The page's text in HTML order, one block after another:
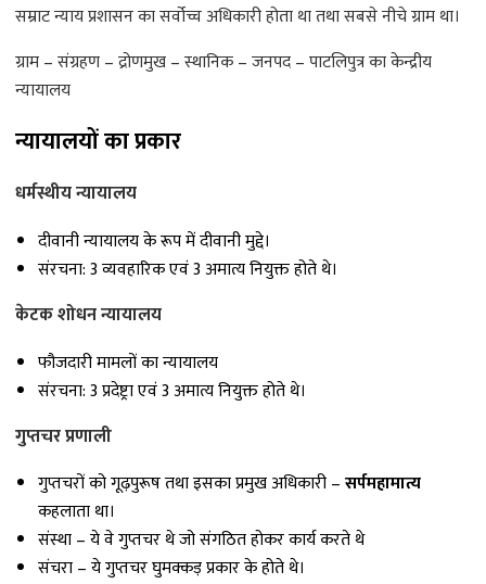
सम्राट न्याय प्रशासन का सर्वोच्च अधिकारी होता था तथा सबसे नीचे ग्राम था।
ग्राम – संग्रहण – द्रोणमुख – स्थानिक – जनपद – पाटलिपुत्र का केन्द्रीय
न्यायालय
न्यायालयों का प्रकार
धर्मस्थीय न्यायालय
दीवानी न्यायालय के रूप में दीवानी मुद्दे।
संरचना: 3 व्यवहारिक एवं 3 अमात्य नियुक्त होते थे।
केटक शोधन न्यायालय
फौजदारी मामलों का न्यायालय
संरचना: 3 प्रदेष्ट्रा एवं 3 अमात्य नियुक्त होते थे।
गुप्तचर प्रणाली
गुप्तचरों को गूढ़पुरूष तथा इसका प्रमुख अधिकारी –सर्पमहामात्य
कहलाता था।
संस्था – ये वे गुप्तचर थे जो संगठित होकर कार्य करते थे
संचरा – ये गुप्तचर घुमक्कड़ प्रकार के होते थे।